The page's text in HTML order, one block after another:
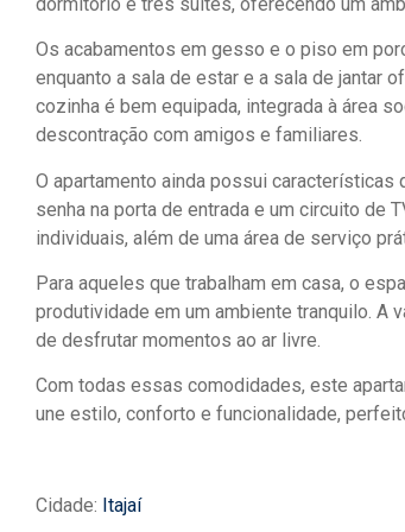
Os acabamentos em gesso e o piso em
enquanto a sala de estar e a sala de jantar
cozinha é bem equipada, integrada à área
descontração com amigos e familiares.
O apartamento ainda possui características
senha na porta de entrada e um circuito de
individuais, além de uma área de serviço
Para aqueles que trabalham em casa, o
produtividade em um ambiente tranquilo. A
de desfrutar momentos ao ar livre.
Com todas essas comodidades, este
une estilo, conforto e funcionalidade,
Cidade: Itajaí